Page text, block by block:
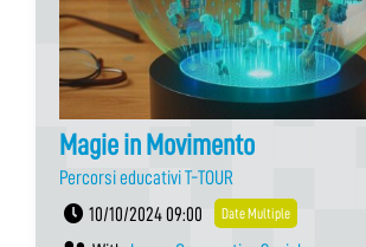
Magie in Movimento
Percorsi educativi T-TOUR
10/10/2024 09:00
Date Multiple